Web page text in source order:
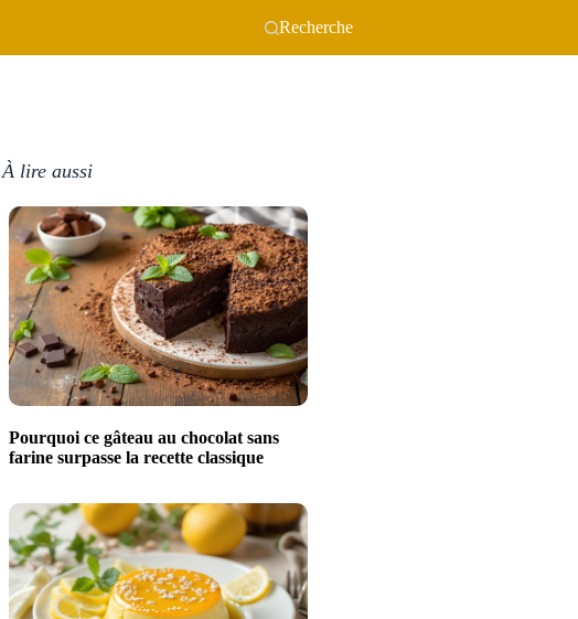
Recherche
À lire aussi
Pourquoi ce gâteau au chocolat sans
farine surpasse la recette classique